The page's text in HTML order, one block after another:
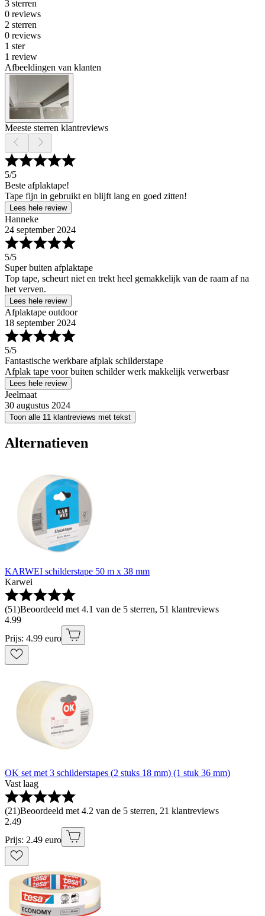
3 sterren
0 reviews
2 sterren
0 reviews
1 ster
1 review
Afbeeldingen van klanten
Meeste sterren klantreviews
5/5
Beste afplaktape!
Tape fijn in gebruikt en blijft lang en goed zitten!
Lees hele review
Hanneke
24 september 2024
5/5
Super buiten afplaktape
Top tape, scheurt niet en trekt heel gemakkelijk van de raam af na
het verven.
Lees hele review
Afplaktape outdoor
18 september 2024
5/5
Fantastische werkbare afplak schilderstape
Afplak tape voor buiten schilder werk makkelijk verwerbasr
Lees hele review
Jeelmaat
30 augustus 2024
Toon alle 11 klantreviews met tekst
Alternatieven
KARWEI schilderstape 50 m x 38 mm
Karwei
(51)Beoordeeld met 4.1 van de 5 sterren, 51 klantreviews
4.99
Prijs: 4.99 euro
OK set met 3 schilderstapes (2 stuks 18 mm) (1 stuk 36 mm)
Vast laag
(21)Beoordeeld met 4.2 van de 5 sterren, 21 klantreviews
2.49
Prijs: 2.49 euro